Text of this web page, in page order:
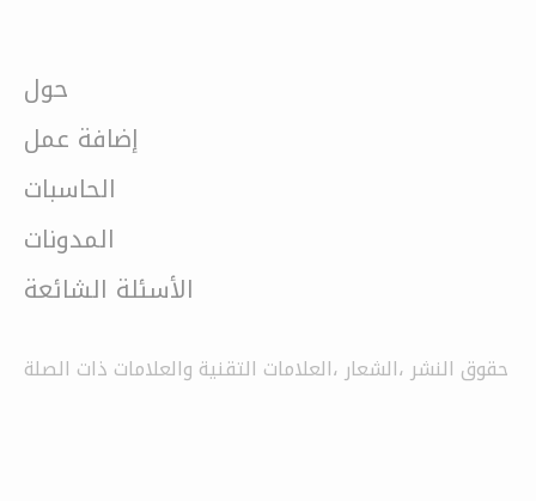
حول
إضافة عمل
الحاسبات
المدونات
الأسئلة الشائعة
حقوق النشر ،الشعار ،العلامات التقنية والعلامات ذات الصلة